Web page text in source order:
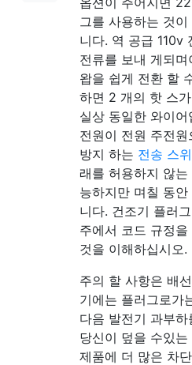
그를 사용하는 것
니다. 역 공급 110v
전류를 보내 게되
왑을 쉽게 전환 할
하면 2 개의 핫 스
실상 동일한 와이
전원이 전원 주전
방지 하는 전송 스
래를 허용하지 않
능하지만 며칠 동
니다. 건조기 플러
주에서 코드 규정
것을 이해하십시오.
주의 할 사항은 배
기에는 플러그로가
다음 발전기 과부
당신이 덮을 수있
제품에 더 많은 차